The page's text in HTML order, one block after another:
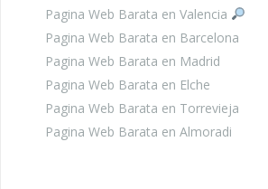
Pagina Web Barata en Valencia
Pagina Web Barata en Barcelona
Pagina Web Barata en Madrid
Pagina Web Barata en Elche
Pagina Web Barata en Torrevieja
Pagina Web Barata en Almoradi